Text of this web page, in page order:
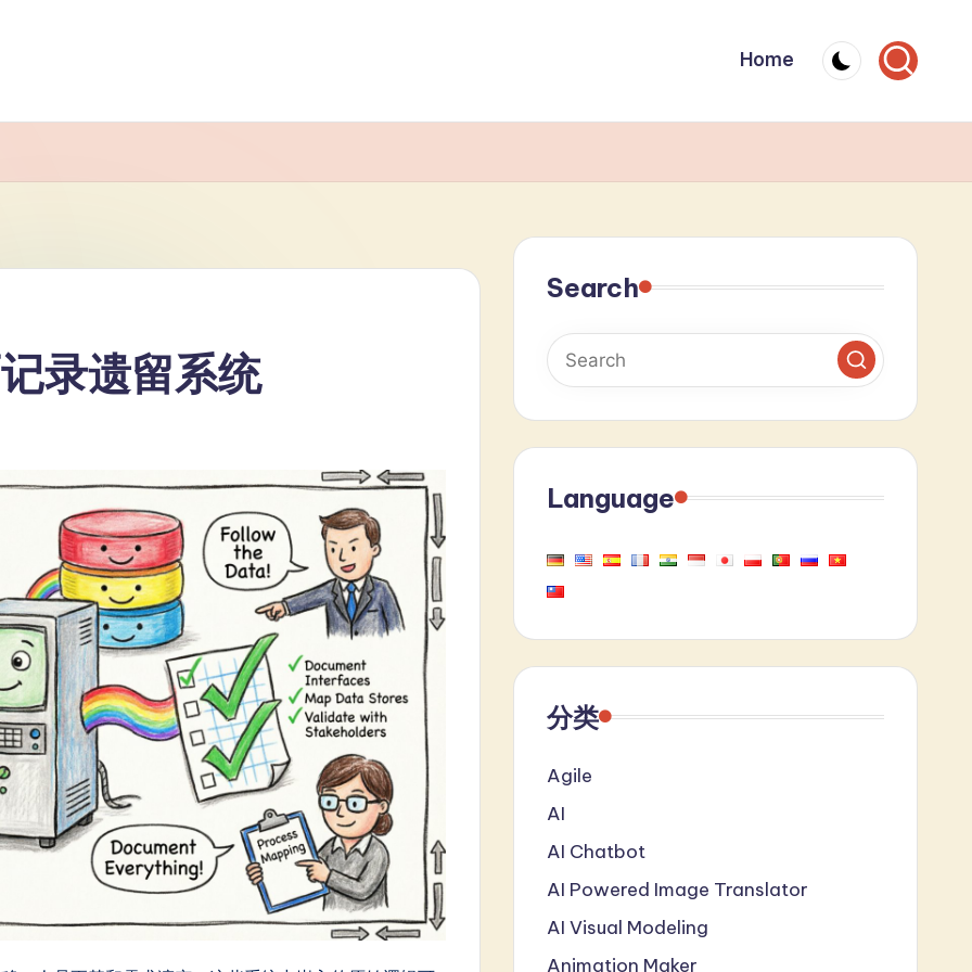
Home
录遗留系统
Search
Language
分类
Agile
AI
AI Chatbot
AI Powered Image Translator
AI Visual Modeling
Animation Maker